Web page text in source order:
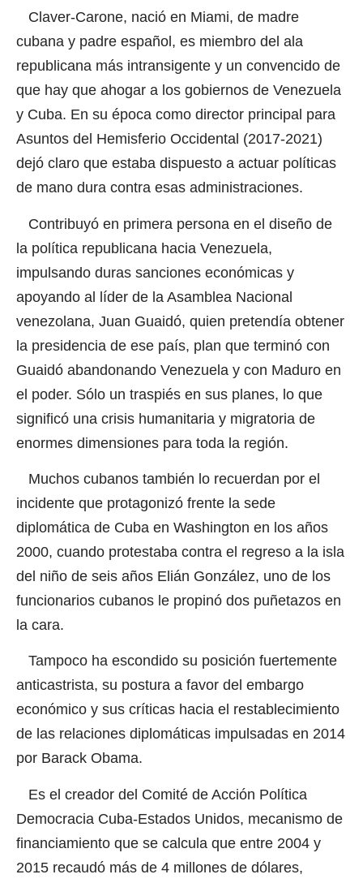
Claver-Carone, nació en Miami, de madre
cubana y padre español, es miembro del ala
republicana más intransigente y un convencido de
que hay que ahogar a los gobiernos de Venezuela
y Cuba. En su época como director principal para
Asuntos del Hemisferio Occidental (2017-2021)
dejó claro que estaba dispuesto a actuar políticas
de mano dura contra esas administraciones.
Contribuyó en primera persona en el diseño de
la política republicana hacia Venezuela,
impulsando duras sanciones económicas y
apoyando al líder de la Asamblea Nacional
venezolana, Juan Guaidó, quien pretendía obtener
la presidencia de ese país, plan que terminó con
Guaidó abandonando Venezuela y con Maduro en
el poder. Sólo un traspiés en sus planes, lo que
significó una crisis humanitaria y migratoria de
enormes dimensiones para toda la región.
Muchos cubanos también lo recuerdan por el
incidente que protagonizó frente la sede
diplomática de Cuba en Washington en los años
2000, cuando protestaba contra el regreso a la isla
del niño de seis años Elián González, uno de los
funcionarios cubanos le propinó dos puñetazos en
la cara.
Tampoco ha escondido su posición fuertemente
anticastrista, su postura a favor del embargo
económico y sus críticas hacia el restablecimiento
de las relaciones diplomáticas impulsadas en 2014
por Barack Obama.
Es el creador del Comité de Acción Política
Democracia Cuba-Estados Unidos, mecanismo de
financiamiento que se calcula que entre 2004 y
2015 recaudó más de 4 millones de dólares,